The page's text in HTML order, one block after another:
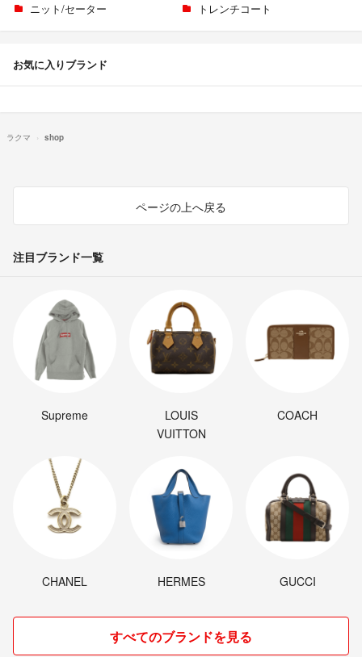
ニット/セーター
トレンチコート
お気に入りブランド
ラクマ shop
ページの上へ戻る
注目ブランド一覧
Supreme
LOUIS
VUITTON
COACH
CHANEL HERMES GUCCI
すべてのブランドを見る